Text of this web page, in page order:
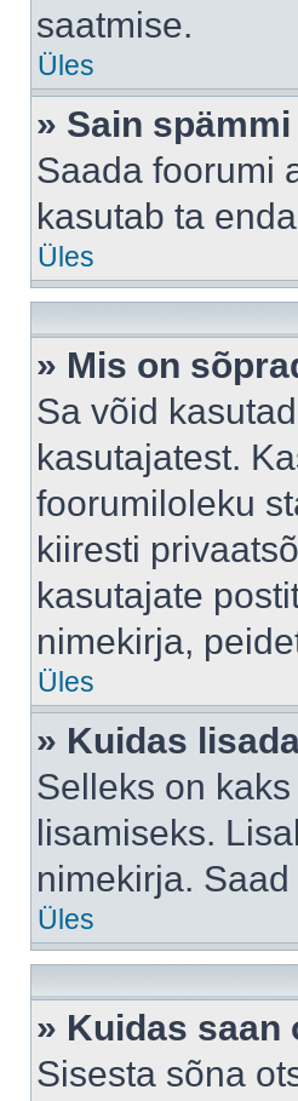
saatmise.
Üles
» Sain
Saada foorumi
kasutab ta
Üles
» Mis on
Sa võid
kasutajatest.
foorumiloleku
kiiresti
kasutajate
nimekirja,
Üles
» Kuidas
Selleks on
lisamiseks.
nimekirja.
Üles
» Kuidas
Sisesta sõna